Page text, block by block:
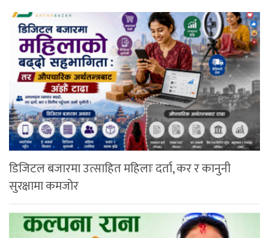
डिजिटल बजारमा उत्साहित महिलाः दर्ता, कर र कानुनी
सुरक्षामा कमजोर